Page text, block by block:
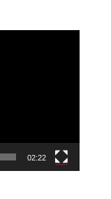
02:22